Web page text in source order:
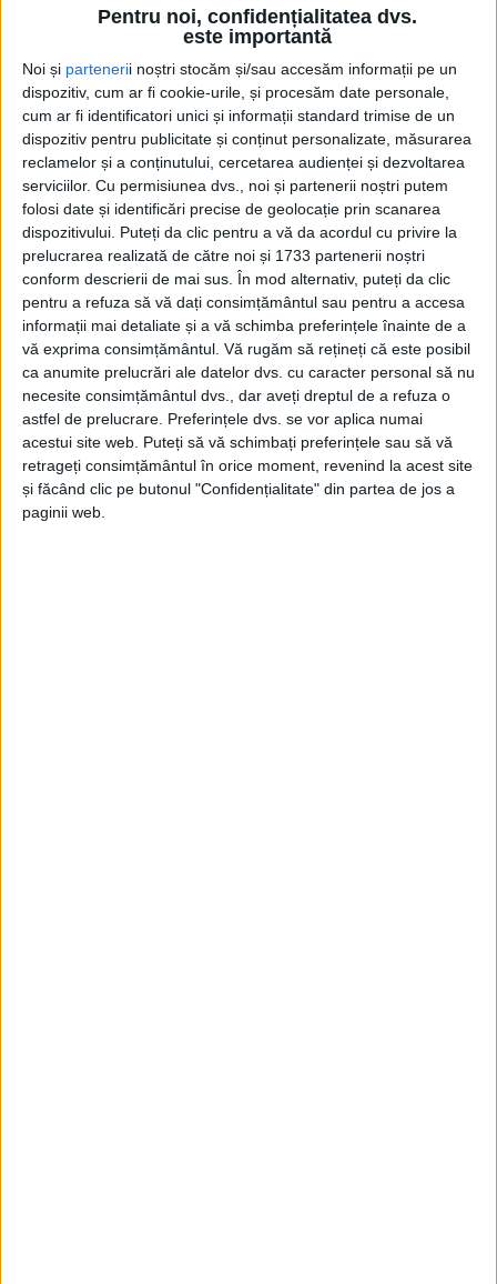
Pentru noi, confidențialitatea dvs.
este importantă
Noi și partenerii noștri stocăm și/sau accesăm informații pe un
dispozitiv, cum ar fi cookie-urile, și procesăm date personale,
cum ar fi identificatori unici și informații standard trimise de un
dispozitiv pentru publicitate și conținut personalizate, măsurarea
reclamelor și a conținutului, cercetarea audienței și dezvoltarea
serviciilor. Cu permisiunea dvs., noi și partenerii noștri putem
folosi date și identificări precise de geolocație prin scanarea
dispozitivului. Puteți da clic pentru a vă da acordul cu privire la
prelucrarea realizată de către noi și 1733 partenerii noștri
conform descrierii de mai sus. În mod alternativ, puteți da clic
pentru a refuza să vă dați consimțământul sau pentru a accesa
informații mai detaliate și a vă schimba preferințele înainte de a
vă exprima consimțământul. Vă rugăm să rețineți că este posibil
ca anumite prelucrări ale datelor dvs. cu caracter personal să nu
necesite consimțământul dvs., dar aveți dreptul de a refuza o
astfel de prelucrare. Preferințele dvs. se vor aplica numai
acestui site web. Puteți să vă schimbați preferințele sau să vă
retrageți consimțământul în orice moment, revenind la acest site
și făcând clic pe butonul "Confidențialitate" din partea de jos a
paginii web.
Acasă Etichete Mandate
Etichetă: mandate
Tricoul cu alt număr
Jupanu - 23 octombrie 2024